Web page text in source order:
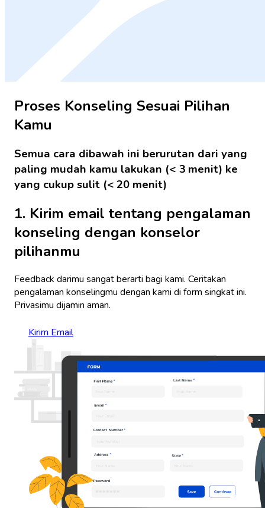
Proses Konseling Sesuai Pilihan
Kamu
Semua cara dibawah ini berurutan dari yang
paling mudah kamu lakukan (< 3 menit) ke
yang cukup sulit (< 20 menit)
1. Kirim email tentang pengalaman
konseling dengan konselor
pilihanmu
Feedback darimu sangat berarti bagi kami. Ceritakan
pengalaman konselingmu dengan kami di form singkat ini.
Privasimu dijamin aman.
Kirim Email